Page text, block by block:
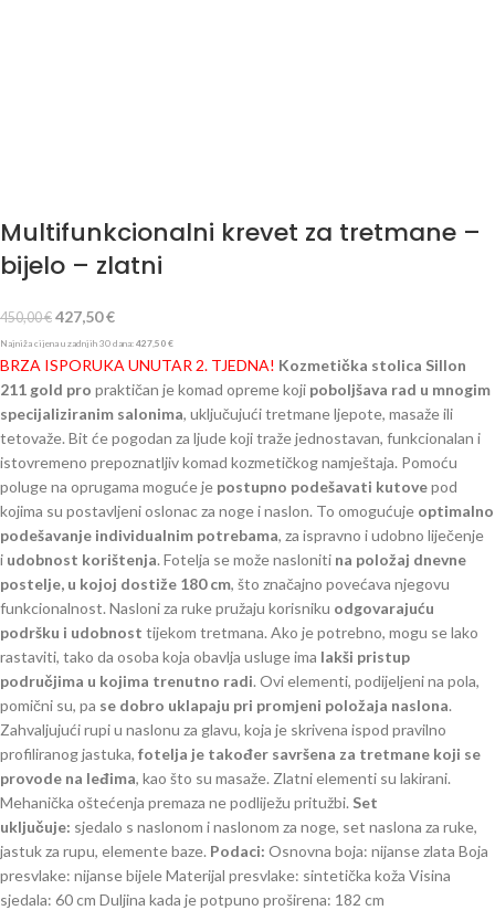
Multifunkcionalni krevet za tretmane –
bijelo – zlatni
450,00€ 427,50€
Najniža cijena u zadnjih 30 dana: 427,50 €
BRZA ISPORUKA UNUTAR 2. TJEDNA! Kozmetička stolica Sillon
211 gold pro praktičan je komad opreme koji poboljšava rad u mnogim
specijaliziranim salonima, uključujući tretmane ljepote, masaže ili
tetovaže. Bit će pogodan za ljude koji traže jednostavan, funkcionalan i
istovremeno prepoznatljiv komad kozmetičkog namještaja. Pomoću
poluge na oprugama moguće je postupno podešavati kutovepod
kojima su postavljeni oslonac za noge i naslon. To omogućuje optimalno
podešavanje individualnim potrebama, za ispravno i udobno liječenje
i udobnost korištenja. Fotelja se može nasloniti na položaj dnevne
postelje, u kojoj dostiže 180 cm, što značajno povećava njegovu
funkcionalnost. Nasloni za ruke pružaju korisniku odgovarajuću
podršku i udobnost tijekom tretmana. Ako je potrebno, mogu se lako
rastaviti, tako da osoba koja obavlja usluge ima lakši pristup
područjima u kojima trenutno radi. Ovi elementi, podijeljeni na pola,
pomični su, pa se dobro uklapaju pri promjeni položaja naslona.
Zahvaljujući rupi u naslonu za glavu, koja je skrivena ispod pravilno
profiliranog jastuka, fotelja je također savršena za tretmane koji se
provode na leđima, kao što su masaže. Zlatni elementi su lakirani.
Mehanička oštećenja premaza ne podliježu pritužbi. Set
uključuje: sjedalo s naslonom i naslonom za noge, set naslona za ruke,
jastuk za rupu, elemente baze. Podaci: Osnovna boja: nijanse zlata Boja
presvlake: nijanse bijele Materijal presvlake: sintetička koža Visina
sjedala: 60 cm Duljina kada je potpuno proširena: 182 cm